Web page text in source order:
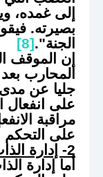
إلى غمده،
بصيرته.
الجنة".[8]
إن الموقف
المحارب
جليا عن
على انفعال
مراقبة
على التحكم
2- إدارة
أما إدارة